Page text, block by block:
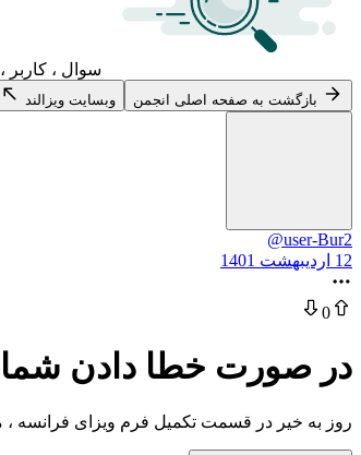
سوال ، کاربر
بازگشت به صفحه اصلی انجمن وبسایت ویزالند
@user-Bur2
12 اردیبهشت 1401
0
در صورت خطا دادن
روز به خیر در قسمت تکمیل فرم ویزای فرانسه